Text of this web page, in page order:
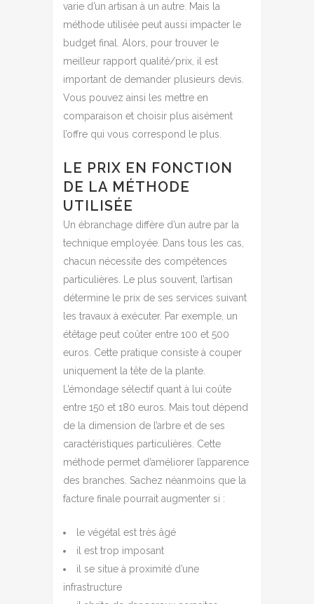
varie d’un artisan à un autre. Mais la
méthode utilisée peut aussi impacter le
budget final. Alors, pour trouver le
meilleur rapport qualité/prix, il est
important de demander plusieurs devis.
Vous pouvez ainsi les mettre en
comparaison et choisir plus aisément
l’offre qui vous correspond le plus.
LE PRIX EN FONCTION
DE LA MÉTHODE
UTILISÉE
Un ébranchage diffère d’un autre par la
technique employée. Dans tous les cas,
chacun nécessite des compétences
particulières. Le plus souvent, l’artisan
détermine le prix de ses services suivant
les travaux à exécuter. Par exemple, un
étêtage peut coûter entre 100 et 500
euros. Cette pratique consiste à couper
uniquement la tête de la plante.
L’émondage sélectif quant à lui coûte
entre 150 et 180 euros. Mais tout dépend
de la dimension de l’arbre et de ses
caractéristiques particulières. Cette
méthode permet d’améliorer l’apparence
des branches. Sachez néanmoins que la
facture finale pourrait augmenter si :
le végétal est très âgé
il est trop imposant
il se situe à proximité d’une
infrastructure